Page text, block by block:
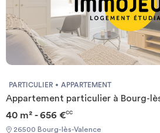
PARTICULIER APPARTEMENT
Appartement particulier à Bourg-
40 m² - 656 €CC
26500 Bourg-lès-Valence